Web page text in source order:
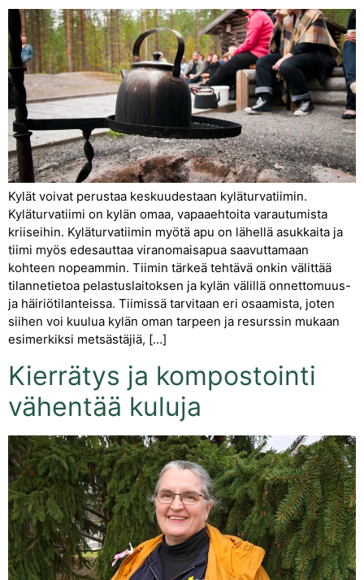
Kylät voivat perustaa keskuudestaan kyläturvatiimin.
Kyläturvatiimi on kylän omaa, vapaaehtoita varautumista
kriiseihin. Kyläturvatiimin myötä apu on lähellä asukkaita ja
tiimi myös edesauttaa viranomaisapua saavuttamaan
kohteen nopeammin. Tiimin tärkeä tehtävä onkin välittää
tilannetietoa pelastuslaitoksen ja kylän välillä onnettomuus-
ja häiriötilanteissa. Tiimissä tarvitaan eri osaamista, joten
siihen voi kuulua kylän oman tarpeen ja resurssin mukaan
esimerkiksi metsästäjiä, […]
Kierrätys ja kompostointi
vähentää kuluja